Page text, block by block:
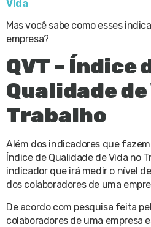
Vida
Mas você sabe como esses
empresa?
QVT – Índice
Qualidade de
Além dos indicadores que
Índice de Qualidade de Vida no
indicador que irá medir o nível
dos colaboradores de uma
De acordo com pesquisa feita
colaboradores de uma empresa